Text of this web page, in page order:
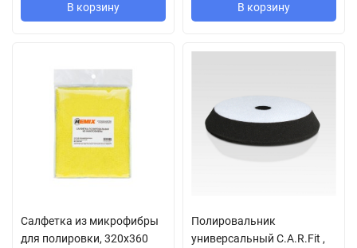
В корзину В корзину
Салфетка из микрофибры
для полировки, 320х360
Полировальник
универсальный C.A.R.Fit ,